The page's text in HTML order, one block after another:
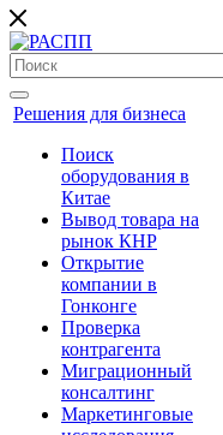
Решения для бизнеса
Поиск
оборудования в
Китае
Вывод товара на
рынок КНР
Открытие
компании в
Гонконге
Проверка
контрагента
Миграционный
консалтинг
Маркетинговые